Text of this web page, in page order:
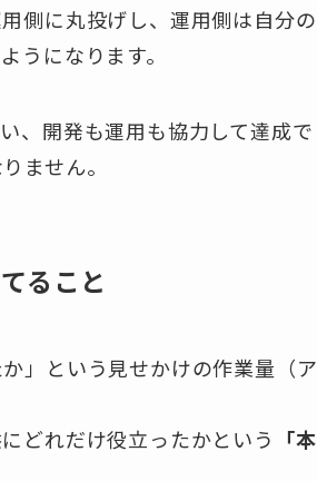
側に丸投げし、運用側は自分の
うになります。
、開発も運用も協力して達成で
ません。
ること
」という見せかけの作業量（ア
どれだけ役立ったかという 「本